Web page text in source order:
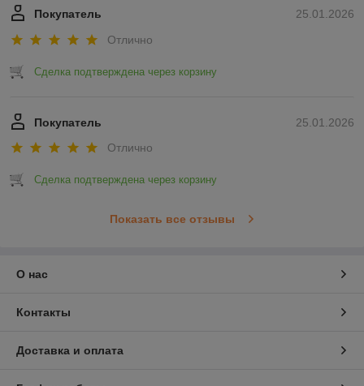
25.01.2026
Покупатель
Отлично
Сделка подтверждена через корзину
25.01.2026
Покупатель
Отлично
Сделка подтверждена через корзину
Показать все отзывы
О нас
Контакты
Доставка и оплата